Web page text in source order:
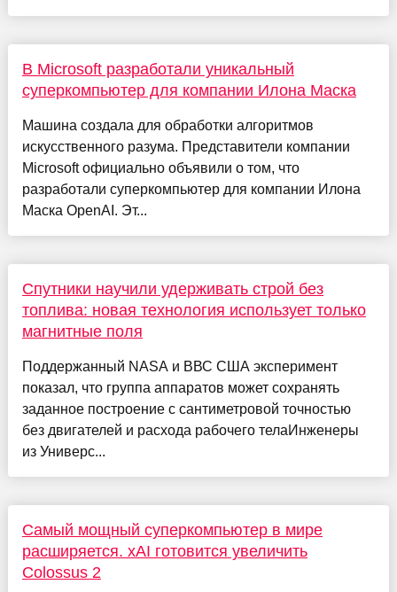
В Microsoft разработали уникальный
суперкомпьютер для компании Илона Маска
Машина создала для обработки алгоритмов
искусственного разума. Представители компании
Microsoft официально объявили о том, что
разработали суперкомпьютер для компании Илона
Маска OpenAI. Эт...
Спутники научили удерживать строй без
топлива: новая технология использует только
магнитные поля
Поддержанный NASA и ВВС США эксперимент
показал, что группа аппаратов может сохранять
заданное построение с сантиметровой точностью
без двигателей и расхода рабочего телаИнженеры
из Универс...
Самый мощный суперкомпьютер в мире
расширяется. xAI готовится увеличить
Colossus 2